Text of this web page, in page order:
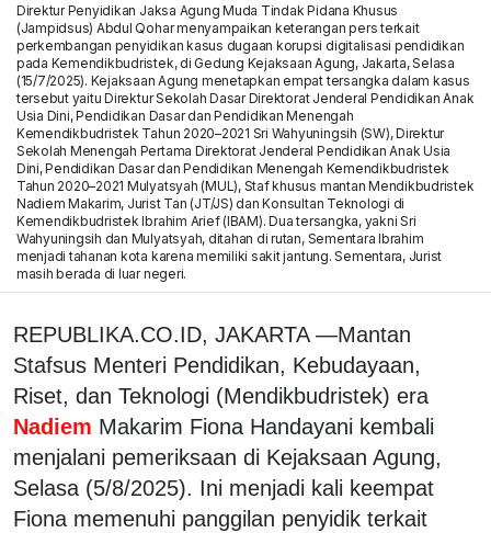
Direktur Penyidikan Jaksa Agung Muda Tindak Pidana Khusus
(Jampidsus) Abdul Qohar menyampaikan keterangan pers terkait
perkembangan penyidikan kasus dugaan korupsi digitalisasi pendidikan
pada Kemendikbudristek, di Gedung Kejaksaan Agung, Jakarta, Selasa
(15/7/2025). Kejaksaan Agung menetapkan empat tersangka dalam kasus
tersebut yaitu Direktur Sekolah Dasar Direktorat Jenderal Pendidikan Anak
Usia Dini, Pendidikan Dasar dan Pendidikan Menengah
Kemendikbudristek Tahun 2020–2021 Sri Wahyuningsih (SW), Direktur
Sekolah Menengah Pertama Direktorat Jenderal Pendidikan Anak Usia
Dini, Pendidikan Dasar dan Pendidikan Menengah Kemendikbudristek
Tahun 2020–2021 Mulyatsyah (MUL), Staf khusus mantan Mendikbudristek
Nadiem Makarim, Jurist Tan (JT/JS) dan Konsultan Teknologi di
Kemendikbudristek Ibrahim Arief (IBAM). Dua tersangka, yakni Sri
Wahyuningsih dan Mulyatsyah, ditahan di rutan, Sementara Ibrahim
menjadi tahanan kota karena memiliki sakit jantung. Sementara, Jurist
masih berada di luar negeri.
REPUBLIKA.CO.ID, JAKARTA —Mantan
Stafsus Menteri Pendidikan, Kebudayaan,
Riset, dan Teknologi (Mendikbudristek) era
Nadiem Makarim Fiona Handayani kembali
menjalani pemeriksaan di Kejaksaan Agung,
Selasa (5/8/2025). Ini menjadi kali keempat
Fiona memenuhi panggilan penyidik terkait